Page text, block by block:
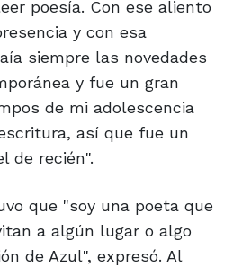
poesía. Con ese aliento
y con esa
siempre las novedades
y fue un gran
de mi adolescencia
así que fue un
de recién".
que "soy una poeta que
a algún lugar o algo
de Azul", expresó. Al